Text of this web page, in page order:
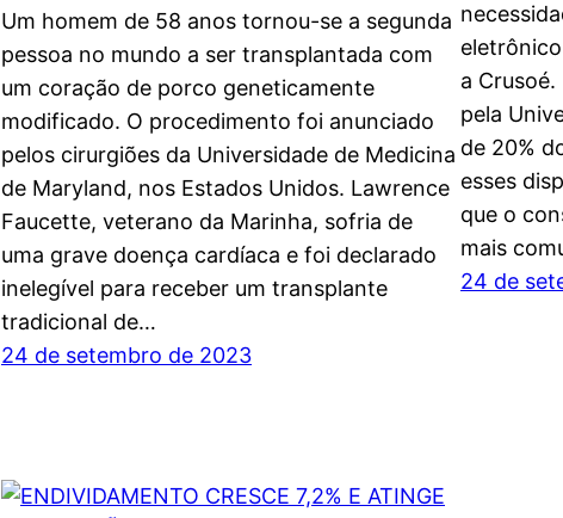
Um homem de 58 anos tornou-se a segunda
pessoa no mundo a ser transplantada com
um coração de porco geneticamente
modificado. O procedimento foi anunciado
pelos cirurgiões da Universidade de Medicina
de Maryland, nos Estados Unidos. Lawrence
Faucette, veterano da Marinha, sofria de
uma grave doença cardíaca e foi declarado
inelegível para receber um transplante
tradicional de…
24 de setembro de 2023
a
pela
de 20%
esses
que o
mais
24 de